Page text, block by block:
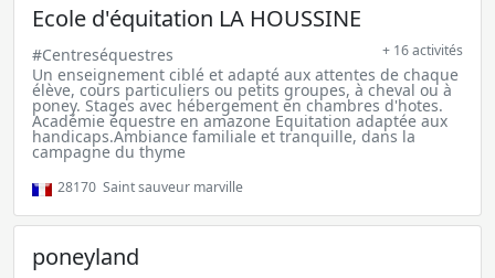
Ecole d'équitation LA HOUSSINE
#Centreséquestres + 16 activités
Un enseignement ciblé et adapté aux attentes de chaque
élève, cours particuliers ou petits groupes, à cheval ou à
poney. Stages avec hébergement en chambres d'hotes.
Académie équestre en amazone Equitation adaptée aux
handicaps.Ambiance familiale et tranquille, dans la
campagne du thyme
28170 Saint sauveur marville
poneyland